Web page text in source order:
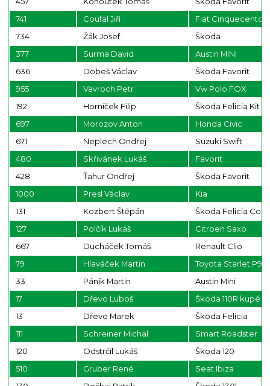
741
Coufal Jiří
Fiat Cinquecento
734
Žák Josef
Škoda
377
Surma David
Austin MINI
636
Dobeš Václav
Škoda Favorit
955
Vavroch Petr
Vw Polo FOX
192
Horníček Filip
Škoda Felicia Kit
697
Morozov Anton
Honda Civic
671
Neplech Ondřej
Suzuki Swift
480
Skřivánek Lukáš
Favorit
428
Ťahur Ondřej
Škoda Favorit
1000
Presl Václav
Kia
131
Kozbert Štěpán
Škoda Felicia
127
Polčík Lukáš
Citroen Saxo
667
Ducháček Tomáš
Renault Clio
79
Hlaváček Martin
Toyota Starlet P9
33
Páník Martin
Austin Mini
17
Dřevo Luboš
Škoda 110R kupé
13
Dřevo Marek
Škoda Felicia
111
Schreiner Michal
Smart Roadster
120
Odstrčil Lukáš
Škoda 120
510
Gruber René
Seat Ibiza